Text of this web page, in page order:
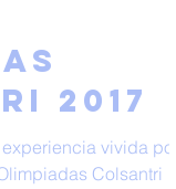
2017
vivida por
Colsantri